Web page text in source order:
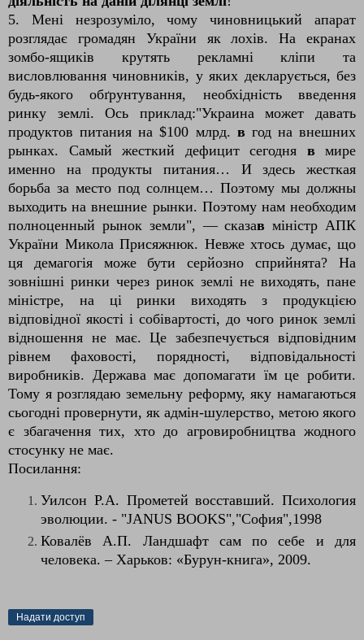
5. Мені незрозуміло, чому чиновницький апарат
розглядає громадян України як лохів. На екранах
зомбо-ящиків крутять рекламні кліпи та
висловлювання чиновників, у яких декларується, без
будь-якого обґрунтування, необхідність введення
ринку землі. Ось приклад:"Украина может давать
продуктов питания на $100 млрд. в год на внешних
рынках. Самый жесткий дефицит сегодня в мире
именно на продукты питания… И здесь жесткая
борьба за место под солнцем… Поэтому мы должны
выходить на внешние рынки. Поэтому нам необходим
полноценный рынок земли", — сказав міністр АПК
України Микола Присяжнюк. Невже хтось думає, що
ця демагогія може бути серйозно сприйнята? На
зовнішні ринки через ринок землі не виходять, пане
міністре, на ці ринки виходять з продукцією
відповідної якості і собівартості, до чого ринок землі
відношення не має. Це забезпечується відповідним
рівнем фаховості, порядності, відповідальності
виробників. Держава має допомагати їм це робити.
Тому я розглядаю земельну реформу, яку намагаються
сьогодні провернути, як адмін-шулерство, метою якого
є збагачення тих, хто до агровиробництва жодного
стосунку не має.
Посилання:
Уилсон Р.А. Прометей восставший. Психология
эволюции. - "JANUS BOOKS","София",1998
Ковалёв А.П. Ландшафт сам по себе и для
человека. – Харьков: «Бурун-книга», 2009.
Надати доступ